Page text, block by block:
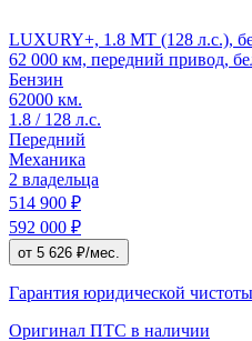
LUXURY+, 1.8 MT (128 л.с.),
62 000 км, передний привод,
Бензин
62000 км.
1.8 / 128 л.с.
Передний
Механика
2 владельца
514 900 ₽
592 000 ₽
от 5 626 ₽/мес.
Гарантия юридической чистоты
Оригинал ПТС в наличии